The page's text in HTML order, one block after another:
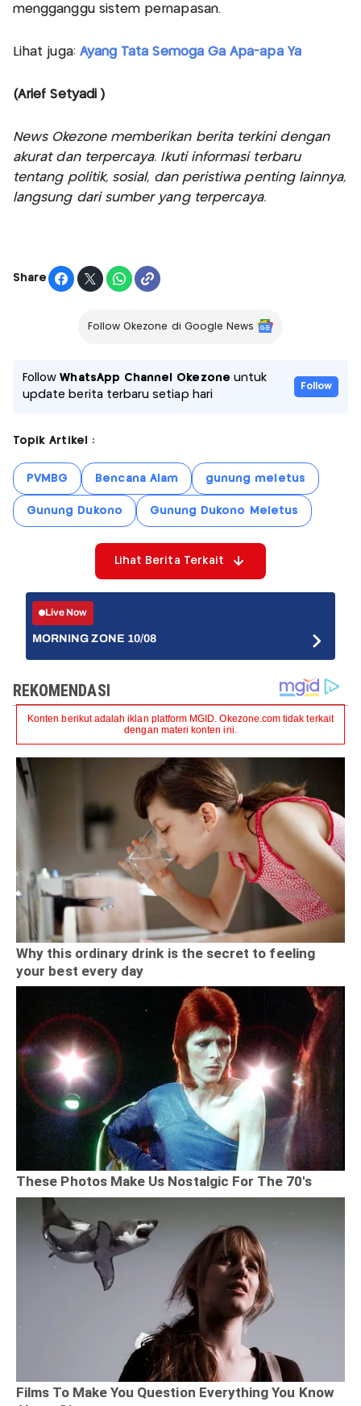
mengganggu sistem pernapasan.
Lihat juga: Ayang Tata Semoga Ga Apa-apa Ya
(Arief Setyadi )
News Okezone memberikan berita terkini dengan
akurat dan terpercaya. Ikuti informasi terbaru
tentang politik, sosial, dan peristiwa penting lainnya,
langsung dari sumber yang terpercaya.
Share
Follow Okezone di Google News
FollowWhatsApp Channel Okezone untuk
update berita terbaru setiap hari
Follow
Topik Artikel :
PVMBG Bencana Alam gunung meletus
Gunung Dukono Gunung Dukono Meletus
Lihat Berita Terkait
Live Now
MORNING ZONE 10/08